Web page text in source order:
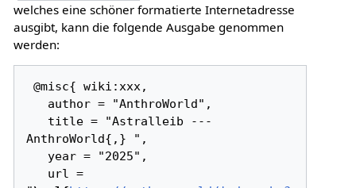
welches eine schöner formatierte Internetadresse
ausgibt, kann die folgende Ausgabe genommen
werden:
@misc{ wiki:xxx,
AnthroWorld{,} ",